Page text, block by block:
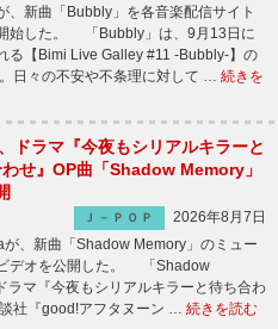
、新曲「Bubbly」を各音楽配信サイト
始した。 「Bubbly」は、9月13日に
る【Bimi Live Galley #11 -Bubbly-】の
日々の不安や不条理に対して … 続きを
ドラマ『今夜もシリアルキラーと
せ』OP曲「Shadow Memory」
Ｊ－ＰＯＰ
2026年8月7日
、新曲「Shadow Memory」のミュー
デオを公開した。 「Shadow
ラマ『今夜もシリアルキラーと待ち合わ
社『good!アフタヌーン … 続きを読む